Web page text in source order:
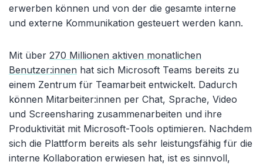
erwerben können und von der die gesamte interne
und externe Kommunikation gesteuert werden kann.
Mit über 270 Millionen aktiven monatlichen
Benutzer:innen hat sich Microsoft Teams bereits zu
einem Zentrum für Teamarbeit entwickelt. Dadurch
können Mitarbeiter:innen per Chat, Sprache, Video
und Screensharing zusammenarbeiten und ihre
Produktivität mit Microsoft-Tools optimieren. Nachdem
sich die Plattform bereits als sehr leistungsfähig für die
interne Kollaboration erwiesen hat, ist es sinnvoll,